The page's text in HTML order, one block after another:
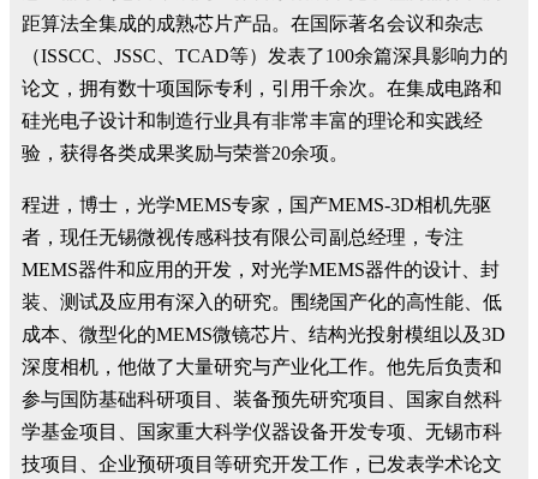
距算法全集成的成熟芯片产品。在国际著名会议和杂志
（ISSCC、JSSC、TCAD等）发表了100余篇深具影响力的
论文，拥有数十项国际专利，引用千余次。在集成电路和
硅光电子设计和制造行业具有非常丰富的理论和实践经
验，获得各类成果奖励与荣誉20余项。
程进，博士，光学MEMS专家，国产MEMS-3D相机先驱
者，现任无锡微视传感科技有限公司副总经理，专注
MEMS器件和应用的开发，对光学MEMS器件的设计、封
装、测试及应用有深入的研究。围绕国产化的高性能、低
成本、微型化的MEMS微镜芯片、结构光投射模组以及3D
深度相机，他做了大量研究与产业化工作。他先后负责和
参与国防基础科研项目、装备预先研究项目、国家自然科
学基金项目、国家重大科学仪器设备开发专项、无锡市科
技项目、企业预研项目等研究开发工作，已发表学术论文